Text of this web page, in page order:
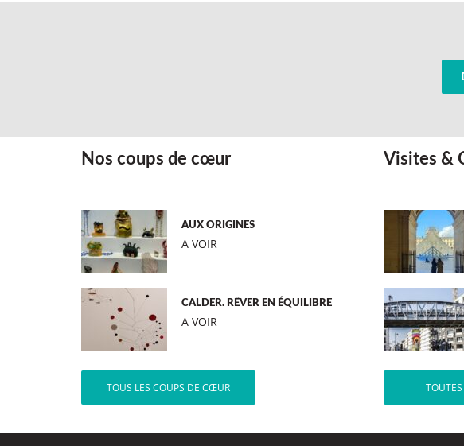
Nos coups de cœur
AUX ORIGINES
A VOIR
CALDER. RÊVER EN ÉQUILIBRE
A VOIR
TOUS LES COUPS DE CŒUR
Visites &
TOUTES